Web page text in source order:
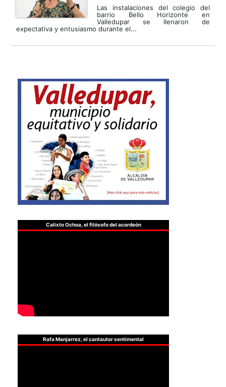
Las instalaciones del colegio del
barrio Bello Horizonte en
Valledupar se llenaron de
expectativa y entusiasmo durante el...
Calixto Ochoa, el filósofo del acordeón
Rafa Manjarrez, el cantautor sentimental